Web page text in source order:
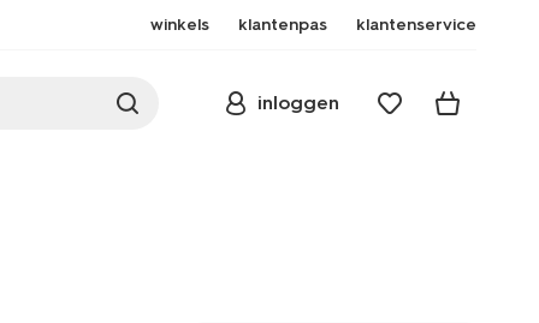
winkels klantenpas klantenservice
inloggen